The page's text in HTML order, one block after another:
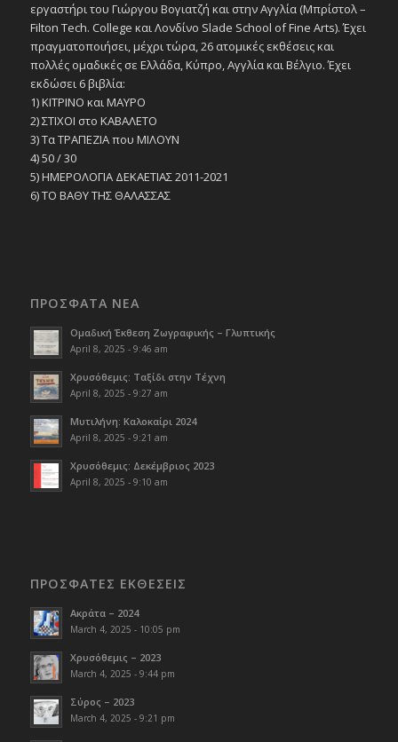
εργαστήρι του Γιώργου Βογιατζή και στην Αγγλία (Μπρίστολ –
Filton Tech. College και Λονδίνο Slade School of Fine Arts). Έχει
πραγματοποιήσει, μέχρι τώρα, 26 ατομικές εκθέσεις και
πολλές ομαδικές σε Ελλάδα, Κύπρο, Αγγλία και Βέλγιο. Έχει
εκδώσει 6 βιβλία:
1) ΚΙΤΡΙΝΟ και ΜΑΥΡΟ
2) ΣΤΙΧΟΙ στο ΚΑΒΑΛΕΤΟ
3) Τα ΤΡΑΠΕΖΙΑ που ΜΙΛΟΥΝ
4) 50 / 30
5) ΗΜΕΡΟΛΟΓΙΑ ΔΕΚΑΕΤΙΑΣ 2011-2021
6) ΤΟ ΒΑΘΥ ΤΗΣ ΘΑΛΑΣΣΑΣ
ΠΡΟΣΦΑΤΑ ΝΕΑ
Ομαδική Έκθεση Ζωγραφικής – Γλυπτικής
April 8, 2025 - 9:46 am
Χρυσόθεμις: Ταξίδι στην Τέχνη
April 8, 2025 - 9:27 am
Μυτιλήνη: Καλοκαίρι 2024
April 8, 2025 - 9:21 am
Χρυσόθεμις: Δεκέμβριος 2023
April 8, 2025 - 9:10 am
ΠΡΟΣΦΑΤΕΣ ΕΚΘΕΣΕΙΣ
Ακράτα – 2024
March 4, 2025 - 10:05 pm
Χρυσόθεμις – 2023
March 4, 2025 - 9:44 pm
Σύρος – 2023
March 4, 2025 - 9:21 pm